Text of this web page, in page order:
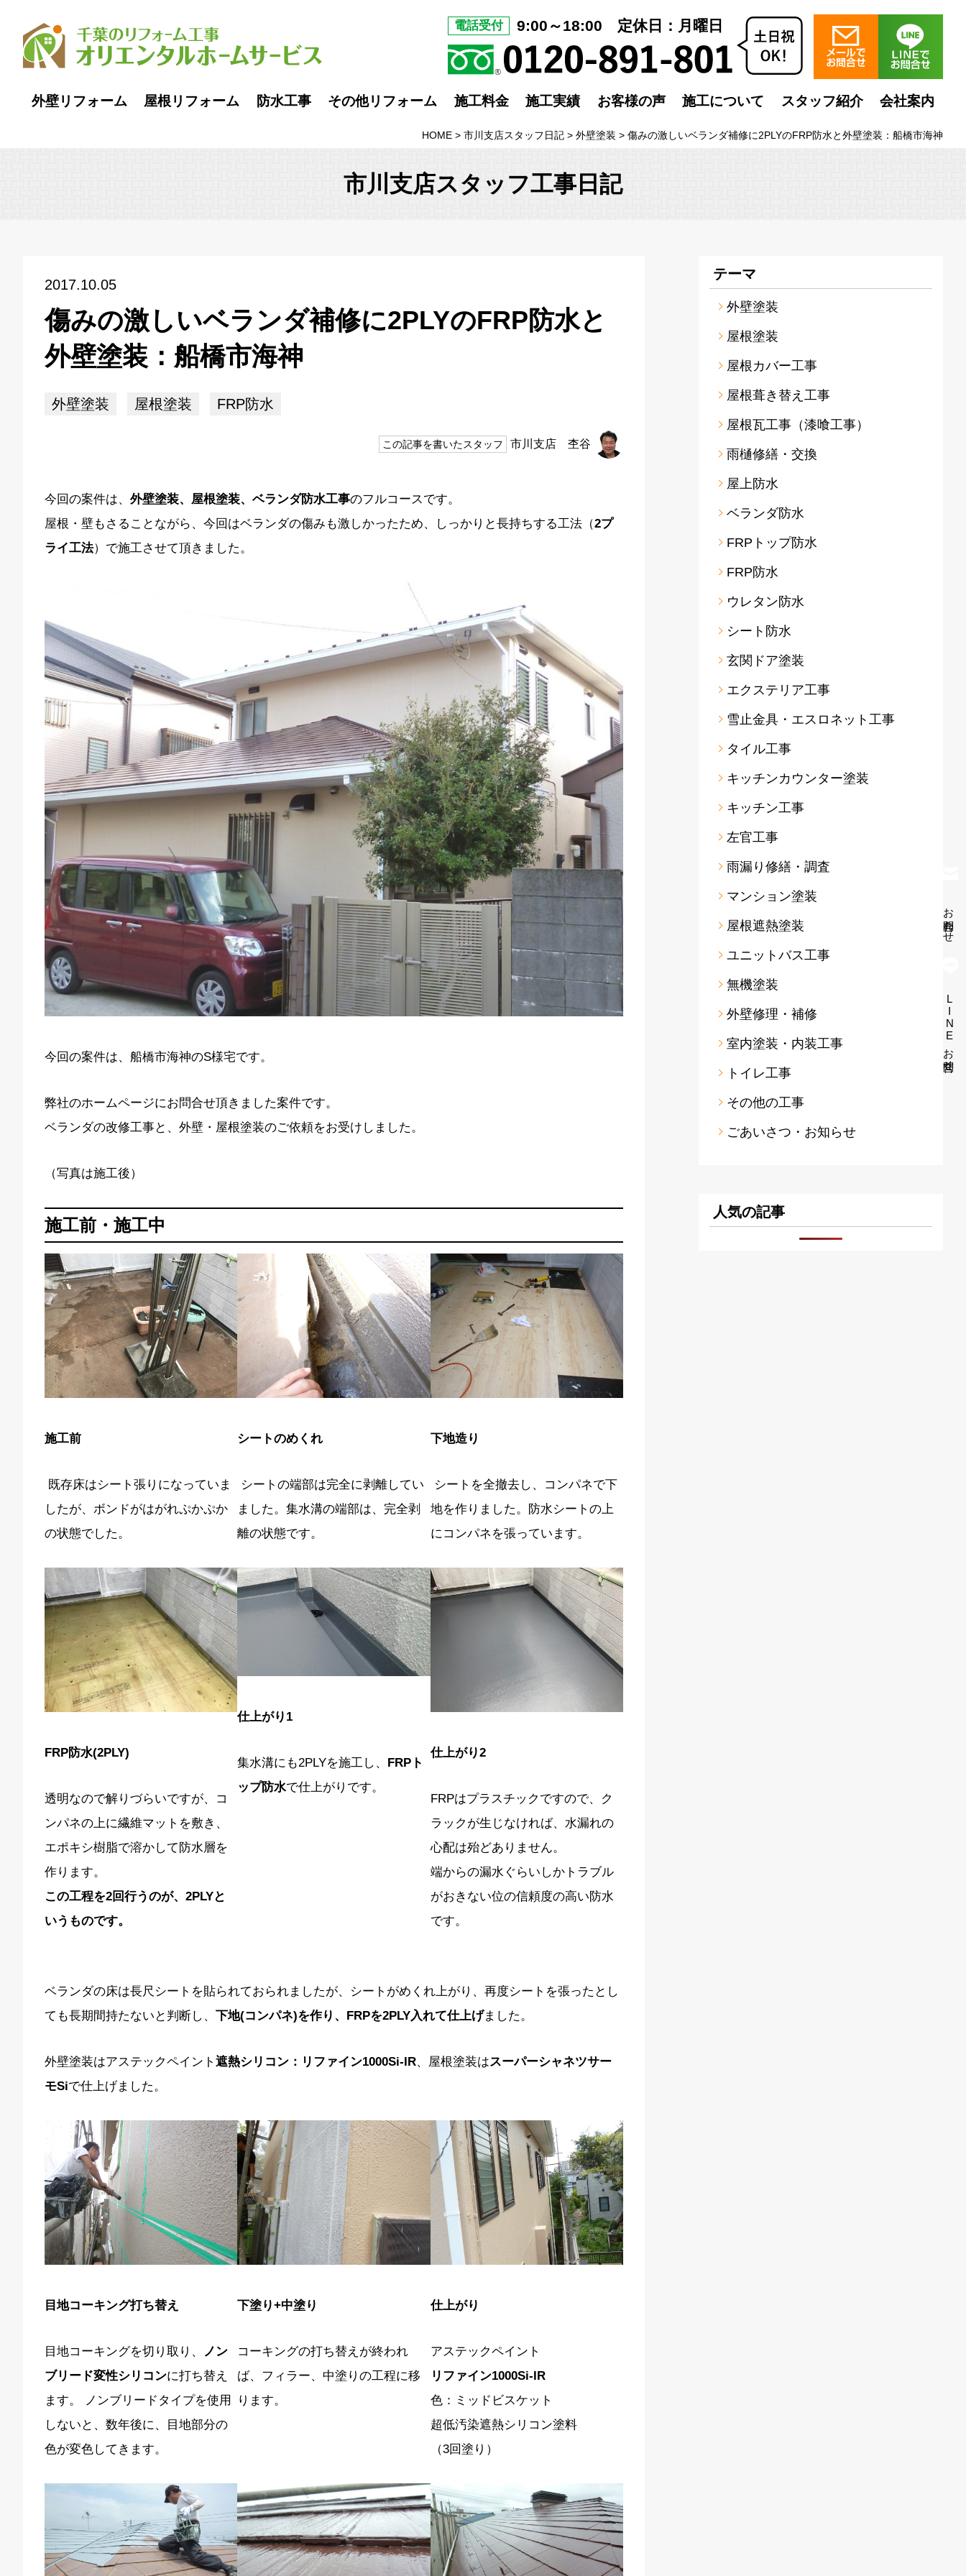
電話受付 9:00～18:00 定休日：月曜日
外壁リフォーム 屋根リフォーム 防水工事 その他リフォーム 施工料金 施工実績 お客様の声 施工について スタッフ紹介 会社案内
HOME > 市川支店スタッフ日記 > 外壁塗装 > 傷みの激しいベランダ補修に2PLYのFRP防水と外壁塗装：船橋市海神
市川支店スタッフ工事日記
2017.10.05
傷みの激しいベランダ補修に2PLYのFRP防水と
外壁塗装：船橋市海神
外壁塗装 屋根塗装 FRP防水
この記事を書いたスタッフ 市川支店 杢谷
今回の案件は、 外壁塗装、屋根塗装、ベランダ防水工事のフルコースです。
屋根・壁もさることながら、今回はベランダの傷みも激しかったため、しっかりと長持ちする工法（2プ
ライ工法）で施工させて頂きました。
今回の案件は、船橋市海神のS様宅です。
弊社のホームページにお問合せ頂きました案件です。
ベランダの改修工事と、外壁・屋根塗装のご依頼をお受けしました。
（写真は施工後）
施工前・施工中
施工前
既存床はシート張りになっていま
したが、ボンドがはがれぷかぷか
の状態でした。
シートのめくれ
シートの端部は完全に剥離してい
ました。集水溝の端部は、完全剥
離の状態です。
下地造り
シートを全撤去し、コンパネで下
地を作りました。防水シートの上
にコンパネを張っています。
FRP防水(2PLY)
透明なので解りづらいですが、コ
ンパネの上に繊維マットを敷き、
エポキシ樹脂で溶かして防水層を
作ります。
この工程を2回行うのが、2PLYと
いうものです。
仕上がり1
集水溝にも2PLYを施工し、 FRPト
ップ防水で仕上がりです。
仕上がり2
FRPはプラスチックですので、ク
ラックが生じなければ、水漏れの
心配は殆どありません。
端からの漏水ぐらいしかトラブル
がおきない位の信頼度の高い防水
です。
ベランダの床は長尺シートを貼られておられましたが、シートがめくれ上がり、再度シートを張ったとし
ても長期間持たないと判断し、 下地(コンパネ)を作り、FRPを2PLY入れて仕上げました。
外壁塗装はアステックペイント 遮熱シリコン：リファイン1000Si-IR、屋根塗装はスーパーシャネツサー
モSiで仕上げました。
目地コーキング打ち替え
目地コーキングを切り取り、
ノン
ブリード変性シリコンに打ち替え
ます。 ノンブリードタイプを使用
しないと、数年後に、目地部分の
色が変色してきます。
下塗り+中塗り
コーキングの打ち替えが終われ
ば、フィラー、中塗りの工程に移
ります。
仕上がり
アステックペイント
リファイン1000Si-IR
色：ミッドビスケット
超低汚染遮熱シリコン塗料
（3回塗り）
テーマ
外壁塗装
屋根塗装
屋根カバー工事
屋根葺き替え工事
屋根瓦工事（漆喰工事）
雨樋修繕・交換
屋上防水
ベランダ防水
FRPトップ防水
FRP防水
ウレタン防水
シート防水
玄関ドア塗装
エクステリア工事
雪止金具・エスロネット工事
タイル工事
キッチンカウンター塗装
キッチン工事
左官工事
雨漏り修繕・調査
マンション塗装
屋根遮熱塗装
ユニットバス工事
無機塗装
外壁修理・補修
室内塗装・内装工事
トイレ工事
その他の工事
ごあいさつ・お知らせ
人気の記事
お問合わせ
LINEお問合せ